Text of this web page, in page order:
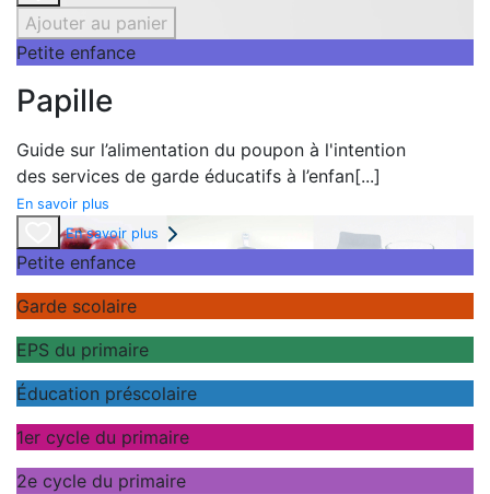
Ajouter au panier
Petite enfance
Papille
Guide sur l’alimentation du poupon à l'intention
des services de garde éducatifs à l’enfan[...]
En savoir plus
En savoir plus
Petite enfance
Garde scolaire
EPS du primaire
Éducation préscolaire
1er cycle du primaire
2e cycle du primaire